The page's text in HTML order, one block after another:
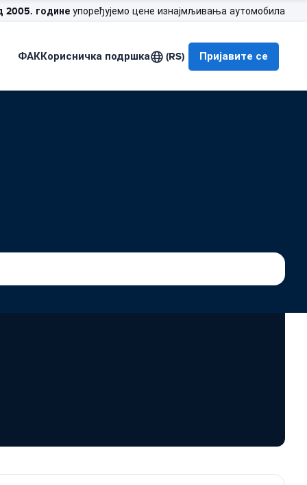
2005. године упоређујемо цене изнајмљивања аутомобила
ФАККорисничка подршка (RS) Пријавите се